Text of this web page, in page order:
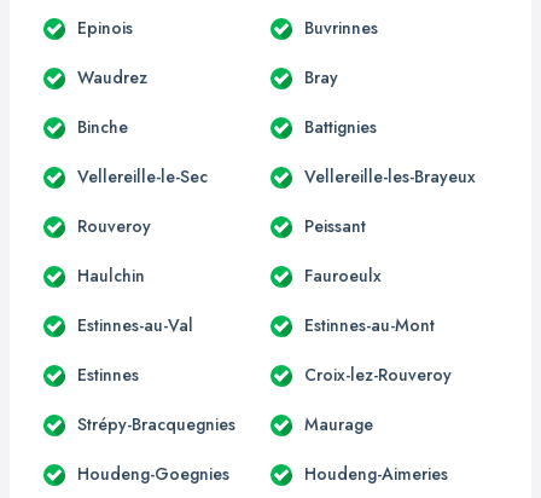
Epinois Buvrinnes
Waudrez Bray
Binche Battignies
Vellereille-le-Sec Vellereille-les-Brayeux
Rouveroy Peissant
Haulchin Fauroeulx
Estinnes-au-Val Estinnes-au-Mont
Estinnes Croix-lez-Rouveroy
Strépy-Bracquegnies Maurage
Houdeng-Goegnies Houdeng-Aimeries